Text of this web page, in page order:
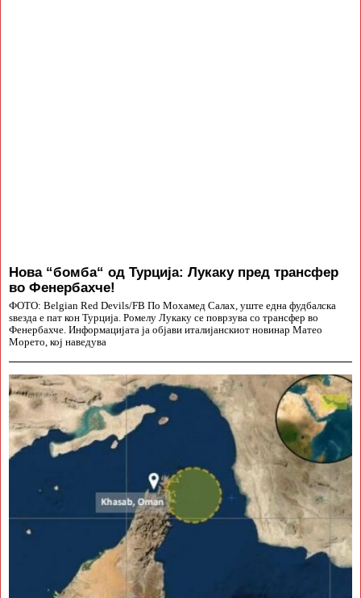
Нова “бомба“ од Турција: Лукаку пред трансфер
во Фенербахче!
ФОТО: Belgian Red Devils/FB По Мохамед Салах, уште една фудбалска
ѕвезда е пат кон Турција. Ромелу Лукаку се поврзува со трансфер во
Фенербахче. Информацијата ја објави италијанскиот новинар Матео
Морето, кој наведува